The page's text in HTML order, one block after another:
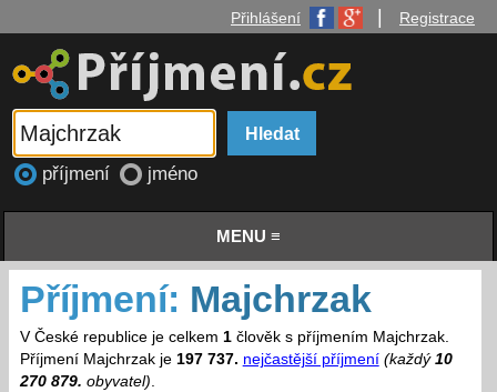
Přihlášení Registrace
příjmení jméno
MENU ≡
Příjmení: Majchrzak
V České republice je celkem 1člověk s příjmením Majchrzak.
Příjmení Majchrzak je 197 737. nejčastější příjmení (každý 10
270 879. obyvatel).